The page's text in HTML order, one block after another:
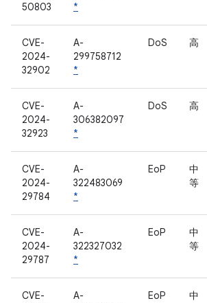
50803
*
CVE-
2024-
32902
A-
299758712
*
DoS 高
CVE-
2024-
32923
A-
306382097
*
DoS 高
CVE-
2024-
29784
A-
322483069
*
EoP
中
等
CVE-
2024-
29787
A-
322327032
*
EoP
中
等
CVE-
A-
EoP 中